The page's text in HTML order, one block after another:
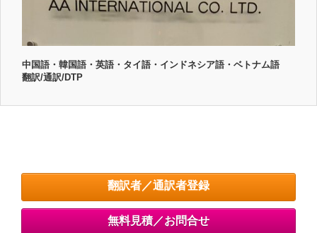
中国語・韓国語・英語・タイ語・インドネシア語・ベトナム語
翻訳/通訳/DTP
翻訳者／通訳者登録
無料見積／お問合せ